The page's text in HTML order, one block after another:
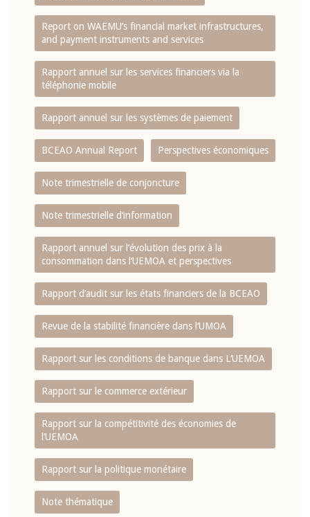
Report on WAEMU’s financial market infrastructures,
and payment instruments and services
Rapport annuel sur les services financiers via la
téléphonie mobile
Rapport annuel sur les systèmes de paiement
BCEAO Annual Report Perspectives économiques
Note trimestrielle de conjoncture
Note trimestrielle d‘information
Rapport annuel sur l‘évolution des prix à la
consommation dans l‘UEMOA et perspectives
Rapport d‘audit sur les états financiers de la BCEAO
Revue de la stabilité financière dans l‘UMOA
Rapport sur les conditions de banque dans L‘UEMOA
Rapport sur le commerce extérieur
Rapport sur la compétitivité des économies de
l‘UEMOA
Rapport sur la politique monétaire
Note thématique